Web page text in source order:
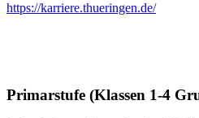
https://karriere.thueringen.de/
Primarstufe (Klassen 1-4